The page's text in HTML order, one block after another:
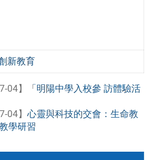
新教育
04】
「明陽中學入校參 訪體驗活
04】心靈與科技的交會：生命教
學研習